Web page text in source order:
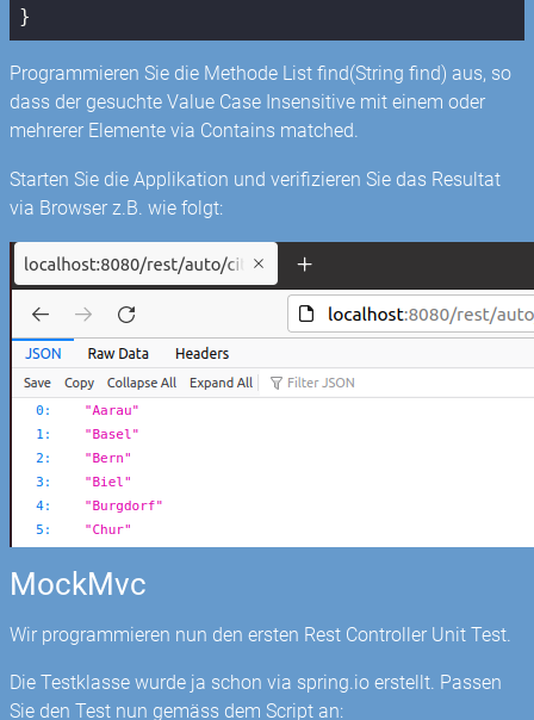
}
Programmieren Sie die Methode List find(String find) aus, so
dass der gesuchte Value Case Insensitive mit einem oder
mehrerer Elemente via Contains matched.
Starten Sie die Applikation und verifizieren Sie das Resultat
via Browser z.B. wie folgt:
MockMvc
Wir programmieren nun den ersten Rest Controller Unit Test.
Die Testklasse wurde ja schon via spring.io erstellt. Passen
Sie den Test nun gemäss dem Script an: